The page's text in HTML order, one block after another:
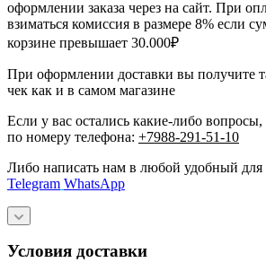
оформлении заказа через на сайт. При
взиматься комиссия в размере 8% если
корзине превышает 30.000₽
При оформлении доставки вы получите
чек как и в самом магазине
Если у вас остались какие-либо
по номеру телефона: +7988-291-51-10
Либо написать нам в любой удобный для
Telegram WhatsApp
Условия доставки